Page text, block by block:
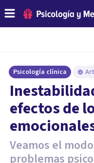
Psicología clínica
efectos de
Veamos el
problemas